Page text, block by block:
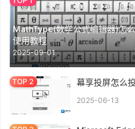
MathType(数学公式编辑器)怎
使用教程
2025-09-01
幕享投屏怎么
2025-06-13